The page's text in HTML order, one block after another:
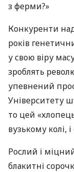
з ферми?»
Конкуренти
років
у свою віру
зроблять
упевнений
Університету
то цей
вузькому колі,
Рослий і
блакитні